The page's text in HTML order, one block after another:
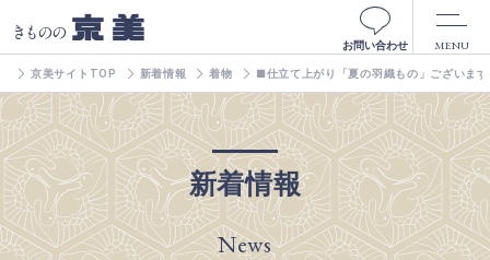
きものの 京美
MENU
お問い合わせ
京美サイトTOP 新着情報 着物 ■仕立て上がり「夏の羽織もの」ございま
新着情報
News